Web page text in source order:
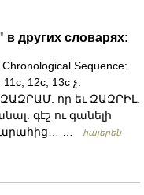
других словарях:
Sequence:
12c, 13c չ.
ԶԱԶՐԱՄ. որ եւ ԶԱԶՐԻԼ.
գէշ ու գանելի
…
հայերեն